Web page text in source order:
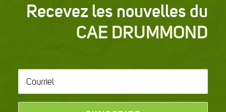
Recevez les nouvelles du
CAE DRUMMOND